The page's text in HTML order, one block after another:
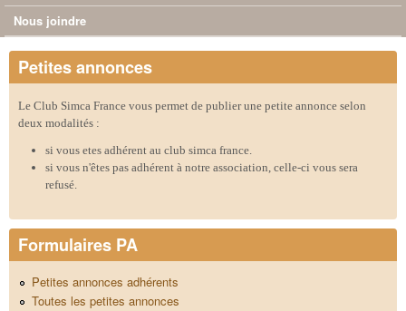
Nous joindre
Petites annonces
Le Club Simca France vous permet de publier une petite annonce selon
deux modalités :
si vous etes adhérent au club simca france.
si vous n'êtes pas adhérent à notre association, celle-ci vous sera
refusé.
Formulaires PA
Petites annonces adhérents
Toutes les petites annonces